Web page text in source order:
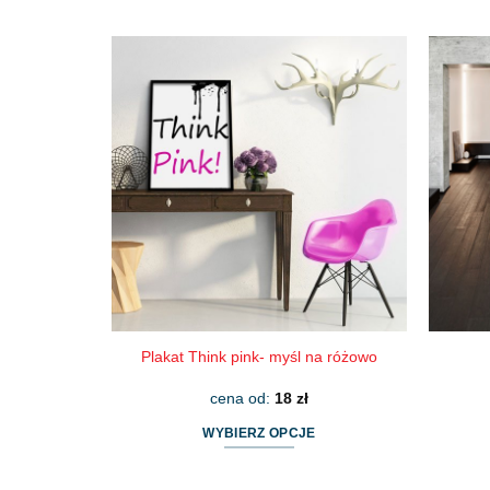
wiele
wariantów.
można
wybrać
stronie
produktu
Plakat Think pink- myśl na różowo
cena od: 18 zł
WYBIERZ OPCJE